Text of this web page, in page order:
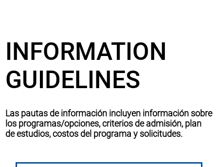
INFORMATION
GUIDELINES
Las pautas de información incluyen información sobre
los programas/opciones, criterios de admisión, plan
de estudios, costos del programa y solicitudes.